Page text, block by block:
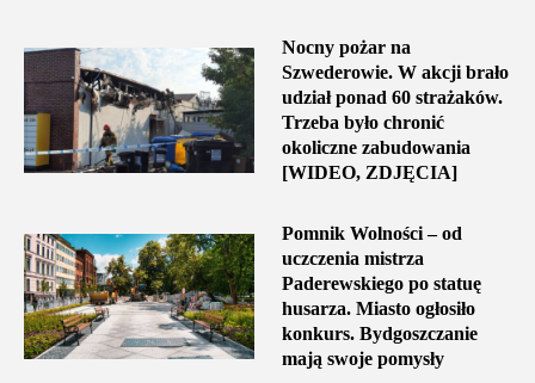
Nocny pożar na
Szwederowie. W akcji brało
udział ponad 60 strażaków.
Trzeba było chronić
okoliczne zabudowania
[WIDEO, ZDJĘCIA]
Pomnik Wolności – od
uczczenia mistrza
Paderewskiego po statuę
husarza. Miasto ogłosiło
konkurs. Bydgoszczanie
mają swoje pomysły